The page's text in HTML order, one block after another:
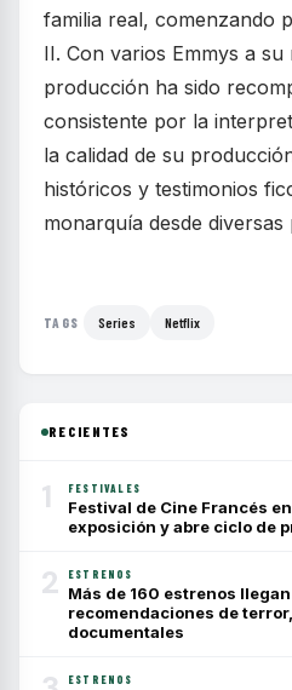
familia real, comenzando
II. Con varios Emmys a
producción ha sido
consistente por la
la calidad de su
históricos y testimonios
monarquía desde diversas
TAGS Series Netflix
RECIENTES
1 FESTIVALES
Festival de Cine Francés
exposición y abre ciclo de
2 ESTRENOS
Más de 160 estrenos
recomendaciones de
documentales
ESTRENOS